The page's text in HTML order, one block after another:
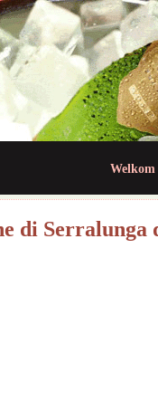
Welkom
di Serralunga